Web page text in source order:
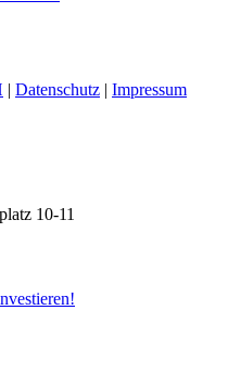
| Datenschutz | Impressum
10-11